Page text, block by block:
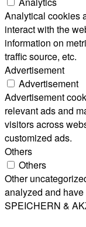
Analytical cookies
interact with the
information on
traffic source, etc.
Advertisement
Advertisement
Advertisement
relevant ads and
visitors across
customized ads.
Others
Others
Other
analyzed and
SPEICHERN &